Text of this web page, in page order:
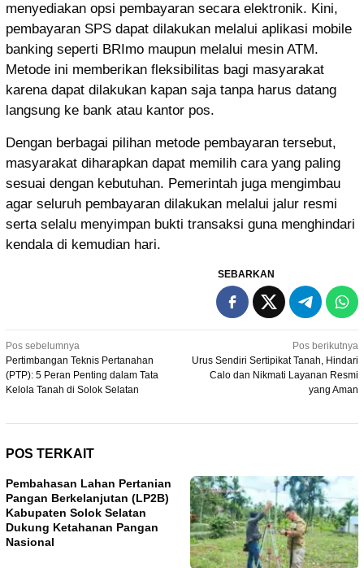
menyediakan opsi pembayaran secara elektronik. Kini,
pembayaran SPS dapat dilakukan melalui aplikasi mobile
banking seperti BRImo maupun melalui mesin ATM.
Metode ini memberikan fleksibilitas bagi masyarakat
karena dapat dilakukan kapan saja tanpa harus datang
langsung ke bank atau kantor pos.
Dengan berbagai pilihan metode pembayaran tersebut,
masyarakat diharapkan dapat memilih cara yang paling
sesuai dengan kebutuhan. Pemerintah juga mengimbau
agar seluruh pembayaran dilakukan melalui jalur resmi
serta selalu menyimpan bukti transaksi guna menghindari
kendala di kemudian hari.
SEBARKAN
Navigasi
pos
Pos sebelumnya
Pertimbangan Teknis Pertanahan
(PTP): 5 Peran Penting dalam Tata
Kelola Tanah di Solok Selatan
Pos berikutnya
Urus Sendiri Sertipikat Tanah, Hindari
Calo dan Nikmati Layanan Resmi
yang Aman
POS TERKAIT
Pembahasan Lahan Pertanian
Pangan Berkelanjutan (LP2B)
Kabupaten Solok Selatan
Dukung Ketahanan Pangan
Nasional